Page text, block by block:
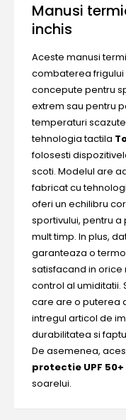
Manusi
inchis
Aceste manusi
combaterea frigului
concepute pentru
extrem sau pentru
temperaturi
tehnologia tactila
folosesti
scoti. Modelul are
fabricat cu
oferi un echilibru
sportivului, pentru
mult timp. In plus,
garanteaza o
satisfacand in
control al umiditatii.
care are o puterea
intregul articol de
durabilitatea si
De asemenea,
protectie UPF 50+
soarelui.